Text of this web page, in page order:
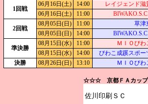
1回戦
06月16日(土) 14:00
レイジェンド滋
06月16日(土)
11:00
2回戦
08月05日(日) 11:00
草津
08月05日(日)
14:00
準決勝
08月15日(水) 11:00
ＭＩＯびわ
08月15日(水)
14:00
びわこ成蹊スポー
決勝
08月26日(日) 13:10 ＭＩＯびわ
☆☆☆ 京都ＦＡカップ
佐川印刷ＳＣ